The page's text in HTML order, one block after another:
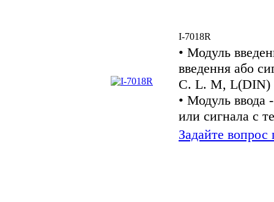
I-7018R
• Модуль
введення або
C. L. M, L(DIN)
• Модуль ввода
или сигнала с
Задайте вопрос